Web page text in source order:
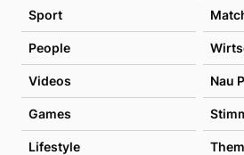
Sport
People
Videos Nau
Games
Lifestyle